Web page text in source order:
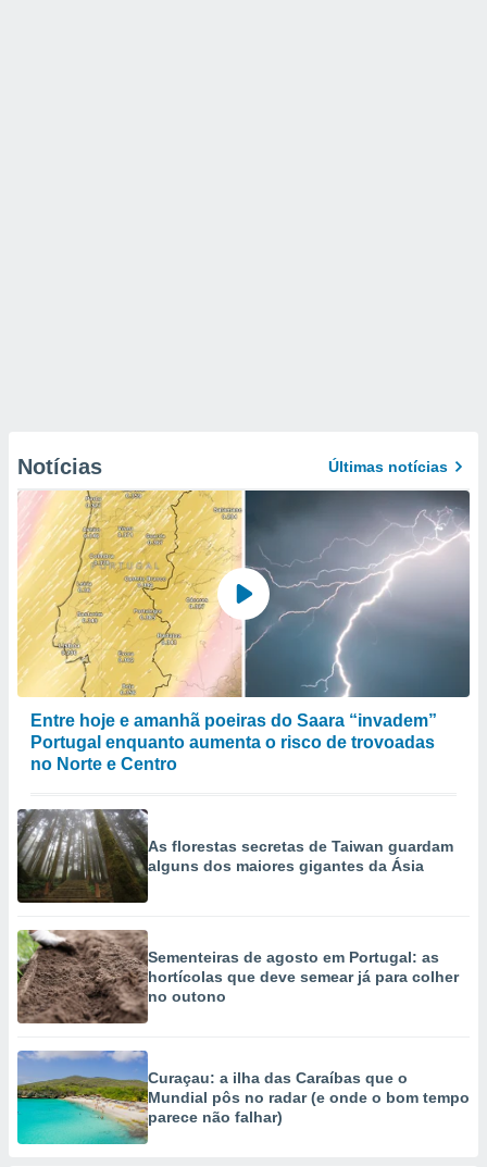
Notícias Últimas notícias
Entre hoje e amanhã poeiras do Saara “invadem”
Portugal enquanto aumenta o risco de trovoadas
no Norte e Centro
As florestas secretas de Taiwan guardam
alguns dos maiores gigantes da Ásia
Sementeiras de agosto em Portugal: as
hortícolas que deve semear já para colher
no outono
Curaçau: a ilha das Caraíbas que o
Mundial pôs no radar (e onde o bom tempo
parece não falhar)